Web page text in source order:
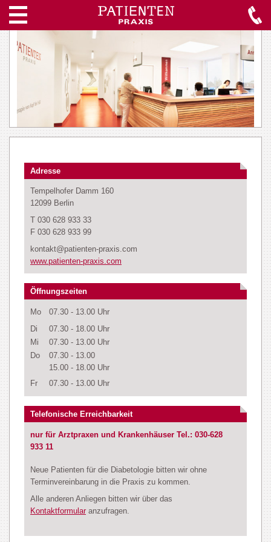
Adresse
Tempelhofer Damm 160
12099 Berlin
T 030 628 933 33
F 030 628 933 99
kontakt@patienten-praxis.com
www.patienten-praxis.com
Öffnungszeiten
Mo
Di
07.30 - 13.00 Uhr
07.30 - 18.00 Uhr
Mi
07.30 - 13.00 Uhr
Do
07.30 - 13.00
15.00 - 18.00 Uhr
Fr
07.30 - 13.00 Uhr
Telefonische Erreichbarkeit
nur für Arztpraxen und Krankenhäuser Tel.: 030-628
933 11
Neue Patienten für die Diabetologie bitten wir ohne
Terminvereinbarung in die Praxis zu kommen.
Alle anderen Anliegen bitten wir über das
Kontaktformular anzufragen.